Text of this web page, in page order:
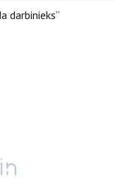
darbinieks”